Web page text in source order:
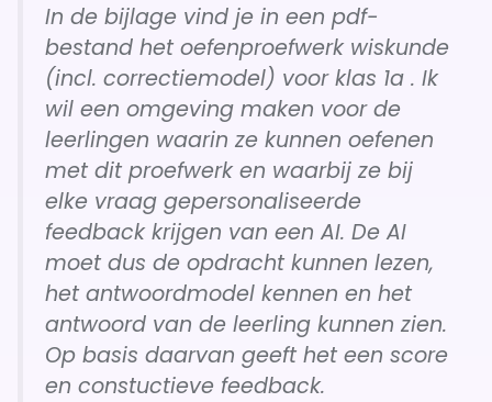
In de bijlage vind je in een pdf-
bestand het oefenproefwerk wiskunde
(incl. correctiemodel) voor klas 1a . Ik
wil een omgeving maken voor de
leerlingen waarin ze kunnen oefenen
met dit proefwerk en waarbij ze bij
elke vraag gepersonaliseerde
feedback krijgen van een AI. De AI
moet dus de opdracht kunnen lezen,
het antwoordmodel kennen en het
antwoord van de leerling kunnen zien.
Op basis daarvan geeft het een score
en constuctieve feedback.